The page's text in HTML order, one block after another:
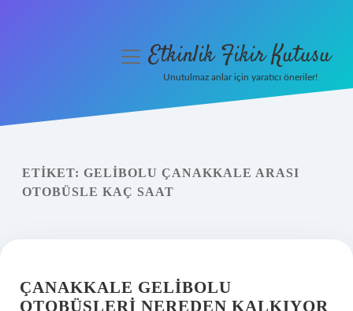
Yasal Uyarı
menüyüEtkinlik Fikir Kutusu
Unutulmaz anlar için yaratıcı öneriler!
ETIKET: GELIBOLU ÇANAKKALE ARASI
OTOBÜSLE KAÇ SAAT
ÇANAKKALE GELIBOLU
OTOBÜSLERI NEREDEN KALKIYOR